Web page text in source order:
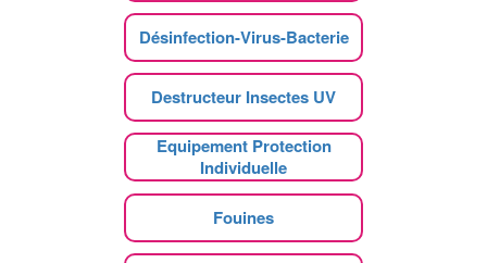
Désinfection-Virus-Bacterie
Destructeur Insectes UV
Equipement Protection
Individuelle
Fouines